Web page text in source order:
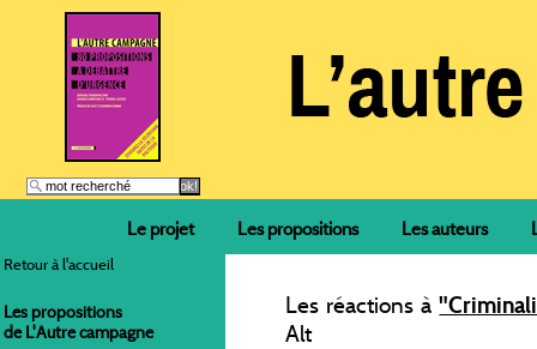
Le projet Les propositions Les auteurs
Retour à l'accueil
Les propositions
de L'Autre campagne
Les réactions à
Alt